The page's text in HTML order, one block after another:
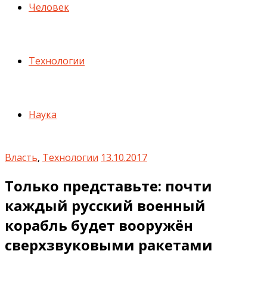
Человек
Технологии
Наука
Власть, Технологии 13.10.2017
Только представьте: почти
каждый русский военный
корабль будет вооружён
сверхзвуковыми ракетами